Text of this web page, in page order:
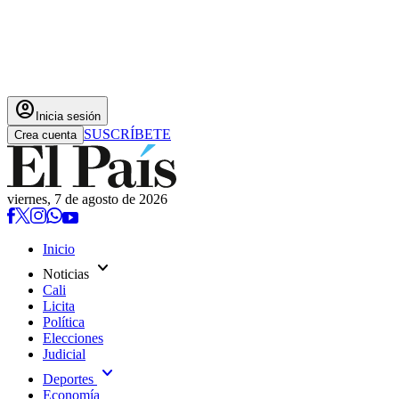
account_circle Inicia sesión
Crea cuenta SUSCRÍBETE
viernes, 7 de agosto de 2026
Inicio
Noticias expand_more
Cali
Licita
Política
Elecciones
Judicial
Deportes expand_more
Economía